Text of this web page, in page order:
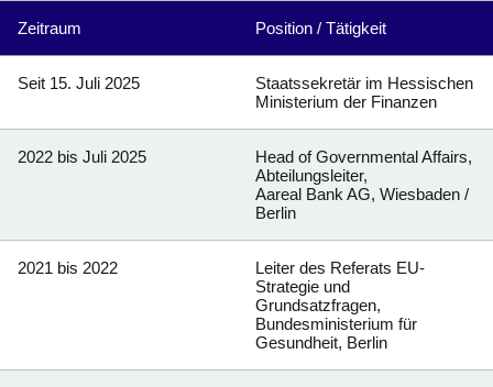
Zeitraum Position / Tätigkeit
Seit 15. Juli 2025
Staatssekretär im Hessischen
Ministerium der Finanzen
2022 bis Juli 2025
Head of Governmental Affairs,
Abteilungsleiter,
Aareal Bank AG, Wiesbaden /
Berlin
2021 bis 2022
Leiter des Referats EU-
Strategie und
Grundsatzfragen,
Bundesministerium für
Gesundheit, Berlin